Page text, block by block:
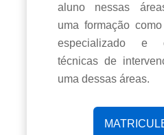
aluno nessas
uma formação
especializado e
técnicas de
uma dessas áreas.